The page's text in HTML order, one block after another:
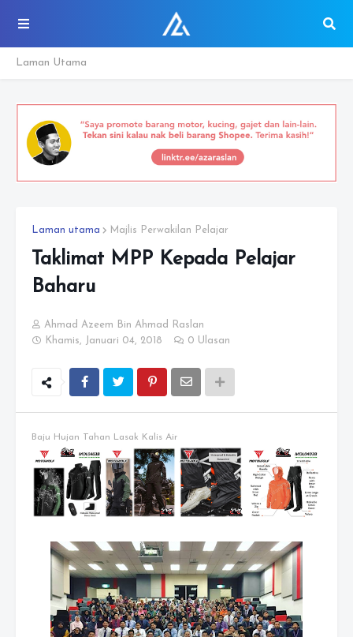
Laman Utama
Laman utama Majlis Perwakilan Pelajar
Taklimat MPP Kepada Pelajar
Baharu
Ahmad Azeem Bin Ahmad Raslan
Khamis, Januari 04, 2018
0 Ulasan
Baju Hujan Tahan Lasak Kalis Air